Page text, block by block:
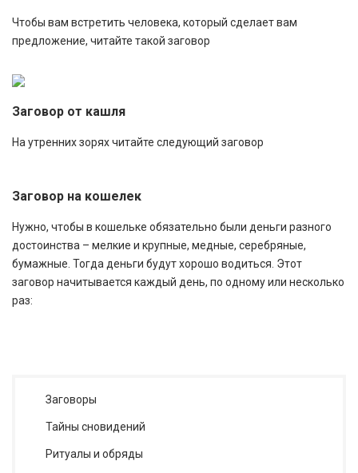
Чтобы вам встретить человека, который сделает вам
предложение, читайте такой заговор
Заговор от кашля
На утренних зорях читайте следующий заговор
Заговор на кошелек
Нужно, чтобы в кошельке обязательно были деньги разного
достоинства – мелкие и крупные, медные, серебряные,
бумажные. Тогда деньги будут хорошо водиться. Этот
заговор начитывается каждый день, по одному или несколько
раз:
Заговоры
Тайны сновидений
Ритуалы и обряды